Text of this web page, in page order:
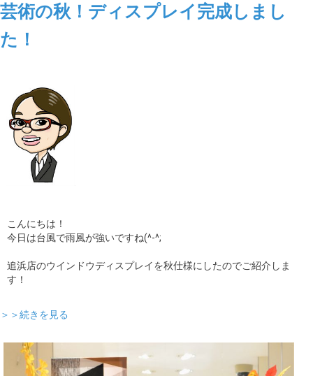
芸術の秋！ディスプレイ完成しまし
た！
こんにちは！
今日は台風で雨風が強いですね(^-^;
追浜店のウインドウディスプレイを秋仕様にしたのでご紹介しま
す！
＞＞続きを見る